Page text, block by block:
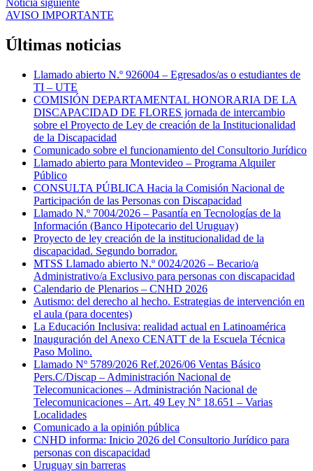
Noticia siguiente
AVISO IMPORTANTE
Últimas noticias
Llamado abierto N.º 926004 – Egresados/as o estudiantes de
TI – UTE
COMISIÓN DEPARTAMENTAL HONORARIA DE LA
DISCAPACIDAD DE FLORES jornada de intercambio
sobre el Proyecto de Ley de creación de la Institucionalidad
de la Discapacidad
Comunicado sobre el funcionamiento del Consultorio Jurídico
Llamado abierto para Montevideo – Programa Alquiler
Público
CONSULTA PÚBLICA Hacia la Comisión Nacional de
Participación de las Personas con Discapacidad
Llamado N.º 7004/2026 – Pasantía en Tecnologías de la
Información (Banco Hipotecario del Uruguay)
Proyecto de ley creación de la institucionalidad de la
discapacidad. Segundo borrador.
MTSS Llamado abierto N.º 0024/2026 – Becario/a
Administrativo/a Exclusivo para personas con discapacidad
Calendario de Plenarios – CNHD 2026
Autismo: del derecho al hecho. Estrategias de intervención en
el aula (para docentes)
La Educación Inclusiva: realidad actual en Latinoamérica
Inauguración del Anexo CENATT de la Escuela Técnica
Paso Molino.
Llamado Nº 5789/2026 Ref.2026/06 Ventas Básico
Pers.C/Discap – Administración Nacional de
Telecomunicaciones – Administración Nacional de
Telecomunicaciones – Art. 49 Ley N° 18.651 – Varias
Localidades
Comunicado a la opinión pública
CNHD informa: Inicio 2026 del Consultorio Jurídico para
personas con discapacidad
Uruguay sin barreras